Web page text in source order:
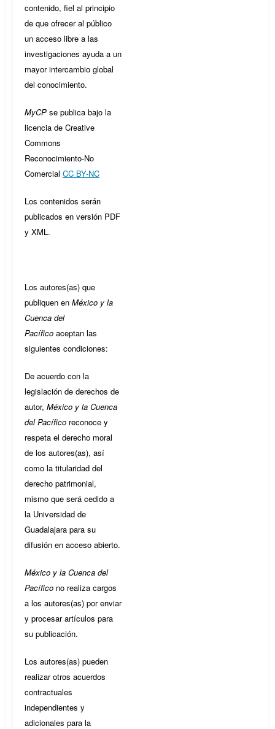
contenido, fiel al principio
de que ofrecer al público
un acceso libre a las
investigaciones ayuda a un
mayor intercambio global
del conocimiento.
MyCP se publica bajo la
licencia de Creative
Commons
Reconocimiento-No
Comercial CC BY-NC
Los contenidos serán
publicados en versión PDF
y XML.
Los autores(as) que
publiquen en México y la
Cuenca del
Pacífico aceptan las
siguientes condiciones:
De acuerdo con la
legislación de derechos de
autor, México y la Cuenca
del Pacífico reconoce y
respeta el derecho moral
de los autores(as), así
como la titularidad del
derecho patrimonial,
mismo que será cedido a
la Universidad de
Guadalajara para su
difusión en acceso abierto.
México y la Cuenca del
Pacífico no realiza cargos
a los autores(as) por enviar
y procesar artículos para
su publicación.
Los autores(as) pueden
realizar otros acuerdos
contractuales
independientes y
adicionales para la